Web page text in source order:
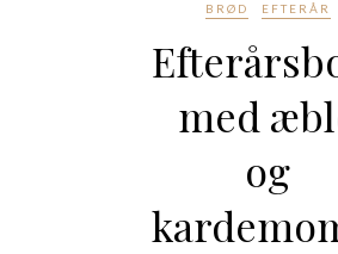
BRØD EFTERÅR
med
og